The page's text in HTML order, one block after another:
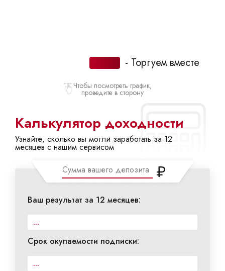
- Торгуем вместе
Чтобы посмотреть график,
проведите в сторону
Калькулятор доходности
Узнайте, сколько вы могли заработать за 12
месяцев с нашим сервисом
₽
Ваш результат за 12 месяцев:
Срок окупаемости подписки:
...
...